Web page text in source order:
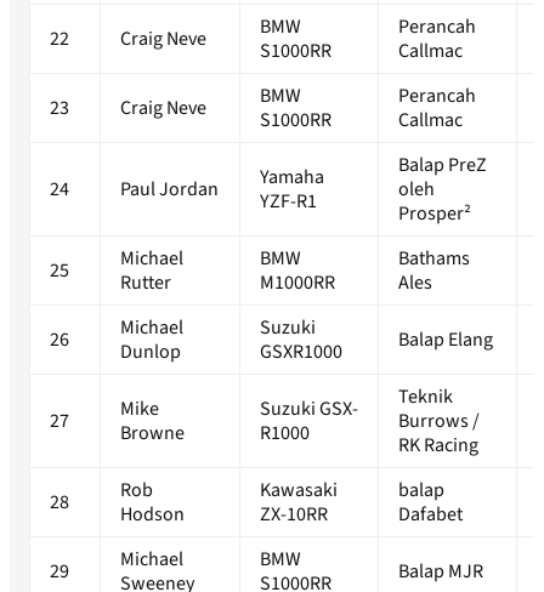
22 Craig Neve
BMW
S1000RR
Perancah
Callmac
23 Craig Neve
BMW
S1000RR
Perancah
Callmac
24 Paul Jordan
Yamaha
YZF-R1
Balap PreZ
oleh
Prosper²
25
Michael
Rutter
BMW
M1000RR
Bathams
Ales
26
Michael
Dunlop
Suzuki
GSXR1000
Balap Elang
27
Mike
Browne
Suzuki GSX-
R1000
Teknik
Burrows /
RK Racing
28
Rob
Hodson
Kawasaki
ZX-10RR
balap
Dafabet
29
Michael
Sweeney
BMW
S1000RR
Balap MJR